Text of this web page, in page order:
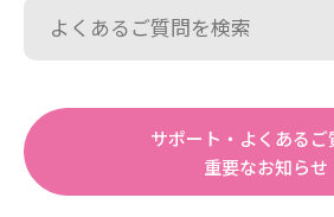
サポート・よくあるご
重要なお知らせ